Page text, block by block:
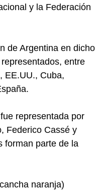
y la Federación
de Argentina en dicho
entre
EE.UU., Cuba,
representada por
Federico Cassé y
forman parte de la
naranja)